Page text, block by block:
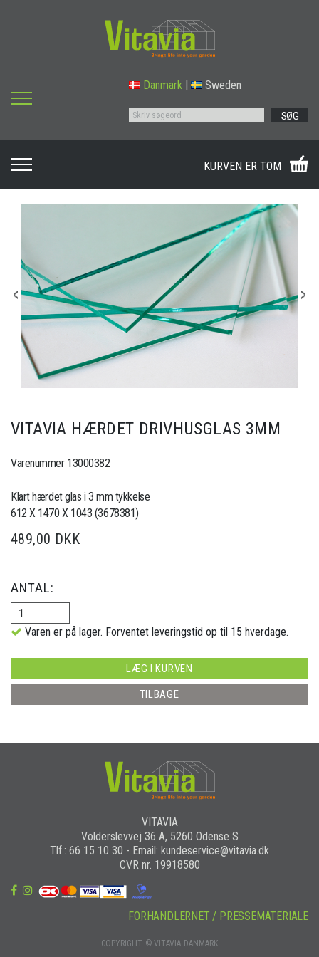
Danmark Sweden
SØG
KURVEN ER TOM
VITAVIA HÆRDET DRIVHUSGLAS 3MM
Varenummer 13000382
Klart hærdet glas i 3 mm tykkelse
612 X 1470 X 1043 (3678381)
489,00 DKK
ANTAL:
Varen er på lager. Forventet leveringstid op til 15 hverdage.
LÆG I KURVEN
TILBAGE
VITAVIA
Volderslevvej 36 A, 5260 Odense S
Tlf.: 66 15 10 30 - Email: kundeservice@vitavia.dk
CVR nr. 19918580
COPYRIGHT © VITAVIA DANMARK
FORHANDLERNET / PRESSEMATERIALE